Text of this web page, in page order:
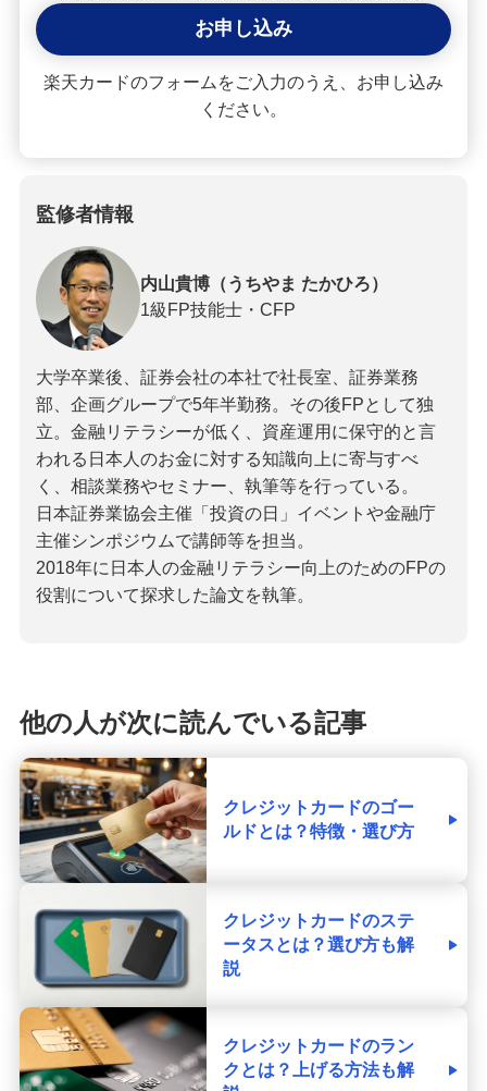
お申し込み
楽天カードのフォームをご入力のうえ、お申し込み
ください。
監修者情報
内山貴博（うちやま たかひろ）
1級FP技能士・CFP
大学卒業後、証券会社の本社で社長室、証券業務
部、企画グループで5年半勤務。その後FPとして独
立。金融リテラシーが低く、資産運用に保守的と言
われる日本人のお金に対する知識向上に寄与すべ
く、相談業務やセミナー、執筆等を行っている。
日本証券業協会主催「投資の日」イベントや金融庁
主催シンポジウムで講師等を担当。
2018年に日本人の金融リテラシー向上のためのFPの
役割について探求した論文を執筆。
他の人が次に読んでいる記事
クレジットカードのゴー
ルドとは？特徴・選び方
クレジットカードのステ
ータスとは？選び方も解
説
クレジットカードのラン
クとは？上げる方法も解